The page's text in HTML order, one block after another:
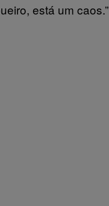
está um caos.”